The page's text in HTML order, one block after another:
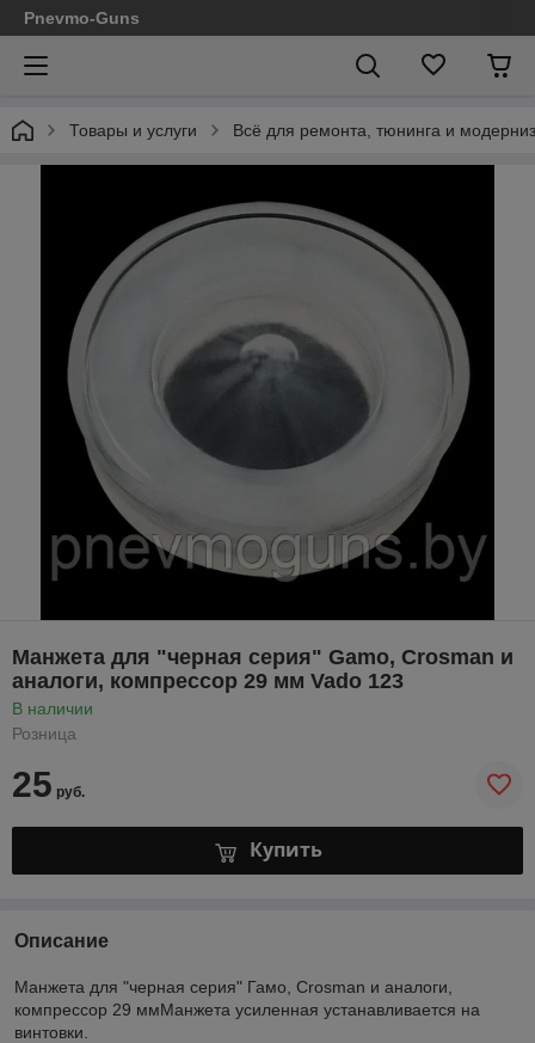
Pnevmo-Guns
Товары и услуги Всё для ремонта, тюнинга и
Манжета для "черная серия" Gamo, Crosman и
аналоги, компрессор 29 мм Vado 123
В наличии
Розница
25 руб.
Купить
Описание
Манжета для "черная серия" Гамо, Crosman и аналоги,
компрессор 29 ммМанжета усиленная устанавливается на
винтовки.